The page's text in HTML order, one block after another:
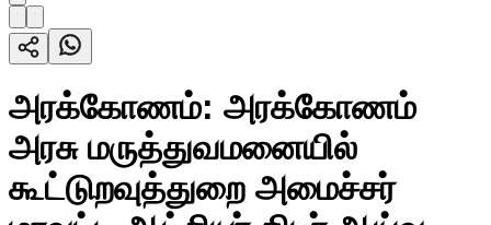
அரக்கோணம்: அரக்கோணம்
அரசு மருத்துவமனையில்
கூட்டுறவுத்துறை அமைச்சர்